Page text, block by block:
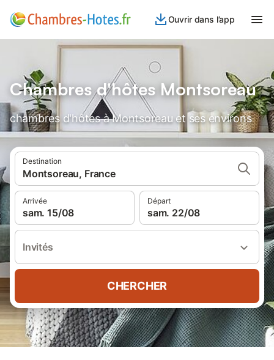
Ouvrir dans l’app
Chambres d'hôtes Montsoreau
chambres d'hôtes à Montsoreau et ses environs
Destination
Montsoreau, France
Arrivée
sam. 15/08
Départ
sam. 22/08
Invités
CHERCHER